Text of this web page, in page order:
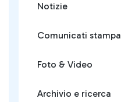
Notizie
Comunicati stampa
Foto & Video
Archivio e ricerca